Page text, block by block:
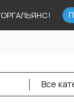
Все